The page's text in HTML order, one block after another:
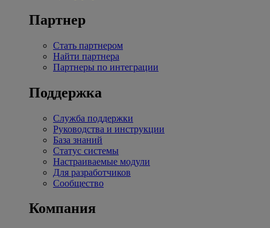
Партнер
Стать партнером
Найти партнера
Партнеры по интеграции
Поддержка
Служба поддержки
Руководства и инструкции
База знаний
Статус системы
Настраиваемые модули
Для разработчиков
Сообщество
Компания